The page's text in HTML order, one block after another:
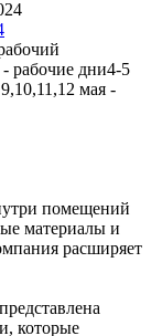
рабочие дни4-5
мая -
помещений
материалы и
расширяет
которые